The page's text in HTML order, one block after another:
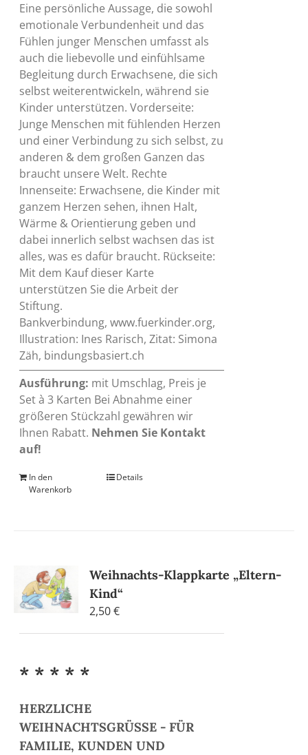
Eine persönliche Aussage, die sowohl
emotionale Verbundenheit und das
Fühlen junger Menschen umfasst als
auch die liebevolle und einfühlsame
Begleitung durch Erwachsene, die sich
selbst weiterentwickeln, während sie
Kinder unterstützen. Vorderseite:
Junge Menschen mit fühlenden Herzen
und einer Verbindung zu sich selbst, zu
anderen & dem großen Ganzen das
braucht unsere Welt. Rechte
Innenseite: Erwachsene, die Kinder mit
ganzem Herzen sehen, ihnen Halt,
Wärme & Orientierung geben und
dabei innerlich selbst wachsen das ist
alles, was es dafür braucht. Rückseite:
Mit dem Kauf dieser Karte
unterstützen Sie die Arbeit der
Stiftung.
Bankverbindung, www.fuerkinder.org,
Illustration: Ines Rarisch, Zitat: Simona
Zäh, bindungsbasiert.ch
Ausführung: mit Umschlag, Preis je
Set à 3 Karten Bei Abnahme einer
größeren Stückzahl gewähren wir
Ihnen Rabatt. Nehmen Sie Kontakt
auf!
In den
Warenkorb
Details
Weihnachts-Klappkarte „Eltern-
Kind“
2,50€
* * * * *
HERZLICHE
WEIHNACHTSGRÜSSE - FÜR
FAMILIE, KUNDEN UND